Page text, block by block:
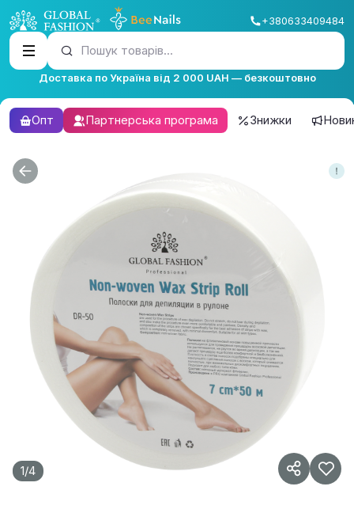
+380633409484
Пошук товарів...
Доставка по Україна від 2 000 UAH — безкоштовно
Опт Партнерська програма Знижки
1/4